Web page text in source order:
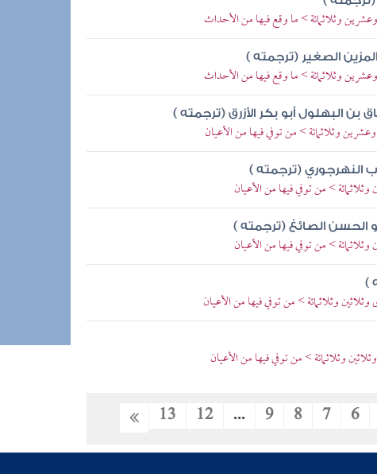
وثلاثمائة > ما وقع فيها من الأحداث
الصغير (ترجمته )
وثلاثمائة > ما وقع فيها من الأحداث
البهلول أبو بكر الأزرق (ترجمته )
وثلاثمائة > من توفي فيها من الأعيان
النهرجوري (ترجمته )
> من توفي فيها من الأعيان
الصائغ (ترجمته )
> من توفي فيها من الأعيان
)
وثلاثمائة > من توفي فيها من الأعيان
وثلاثمائة > من توفي فيها من الأعيان
6
7
8
9
...
12
13